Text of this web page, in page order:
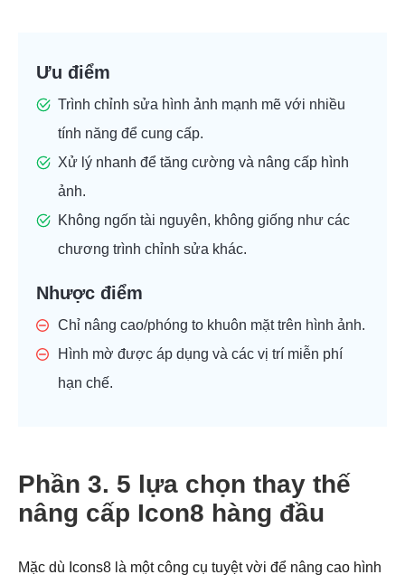
Ưu điểm
Trình chỉnh sửa hình ảnh mạnh mẽ với nhiều
tính năng để cung cấp.
Xử lý nhanh để tăng cường và nâng cấp hình
ảnh.
Không ngốn tài nguyên, không giống như các
chương trình chỉnh sửa khác.
Nhược điểm
Chỉ nâng cao/phóng to khuôn mặt trên hình ảnh.
Hình mờ được áp dụng và các vị trí miễn phí
hạn chế.
Phần 3. 5 lựa chọn thay thế
nâng cấp Icon8 hàng đầu
Mặc dù Icons8 là một công cụ tuyệt vời để nâng cao hình